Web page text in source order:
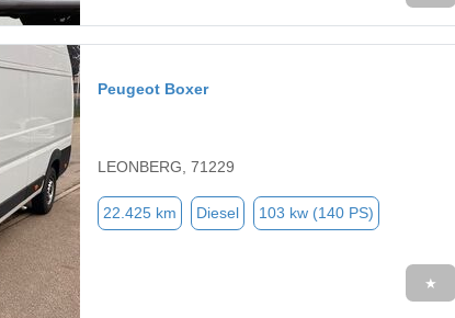
Peugeot Boxer
LEONBERG, 71229
22.425 km Diesel 103 kw (140 PS)
★